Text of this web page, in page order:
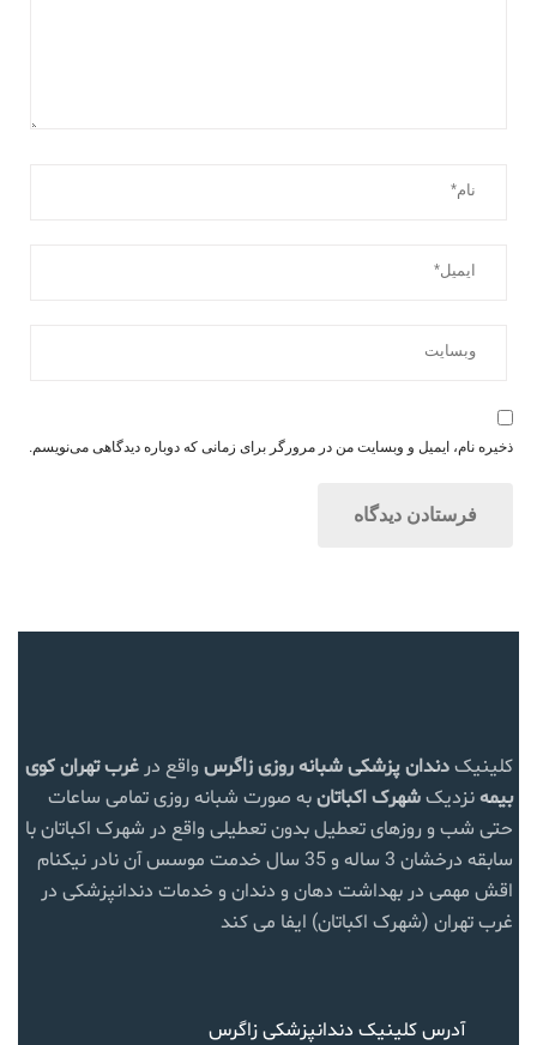
ذخیره نام، ایمیل و وبسایت من در مرورگر برای زمانی که دوباره دیدگاهی می‌نویسم.
کلینیکدندان پزشکی شبانه روزی زاگرس واقع در غرب تهرانکوی
بیمهنزدیکشهرک اکباتانبه صورت شبانه روزی تمامی ساعات
حتی شب و روزهای تعطیل بدون تعطیلی واقع در شهرک اکباتان با
سابقه درخشان 3 ساله و 35 سال خدمت موسس آن نادر نیکنام
اقش مهمی در بهداشت دهان و دندان و خدمات دندانپزشکی در
غرب تهران (شهرک اکباتان) ایفا می کند
آدرس کلینیک دندانپزشکی زاگرس